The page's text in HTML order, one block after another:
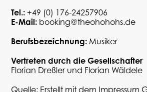
Tel.: +49 (0) 176-24257906
E-Mail: booking@theohohohs.de
Berufsbezeichnung: Musiker
Vertreten durch die Gesellschafter
Florian Dreßler und Florian Wäldele
Quelle: Erstellt mit dem Impressum